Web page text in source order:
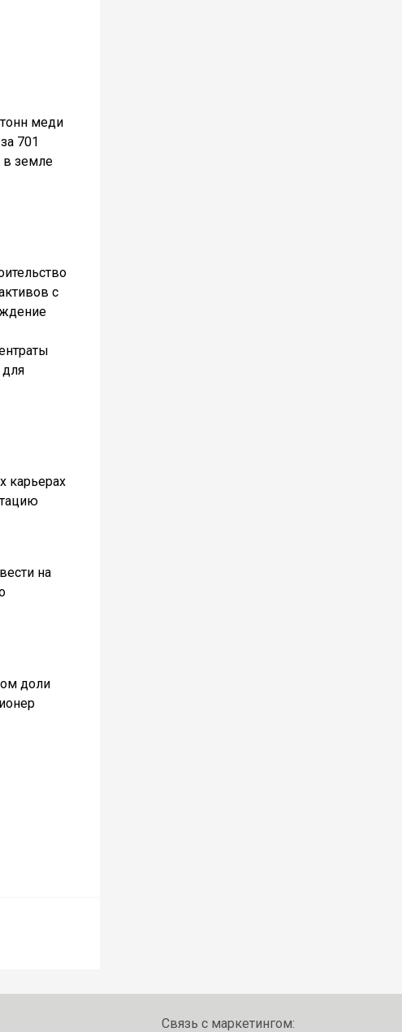
меди
701
в земле
с
для
карьерах
на
доли
Связь с маркетингом: